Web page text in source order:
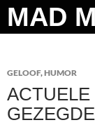
Ga
naar
Zoeken
GELOOF,HUMOR
ACTUELE